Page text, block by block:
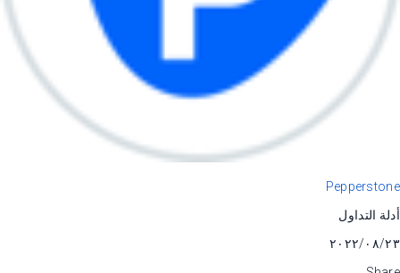
Pepperstone
أدلة التداول
٢٣‏/٠٨‏/٢٠٢٢